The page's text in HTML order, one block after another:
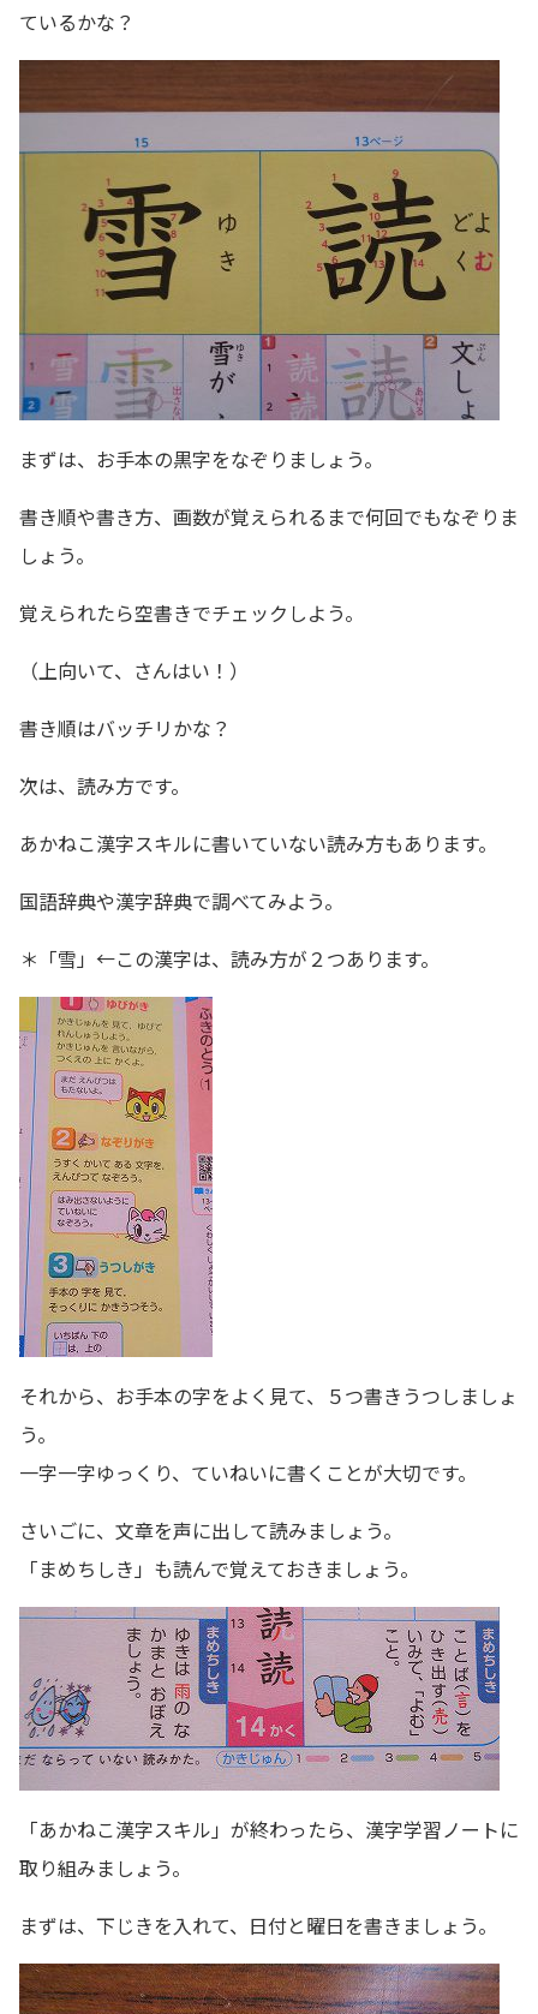
ているかな？
まずは、お手本の黒字をなぞりましょう。
書き順や書き方、画数が覚えられるまで何回でもなぞりま
しょう。
覚えられたら空書きでチェックしよう。
（上向いて、さんはい！）
書き順はバッチリかな？
次は、読み方です。
あかねこ漢字スキルに書いていない読み方もあります。
国語辞典や漢字辞典で調べてみよう。
＊「雪」←この漢字は、読み方が２つあります。
それから、お手本の字をよく見て、５つ書きうつしましょ
う。
一字一字ゆっくり、ていねいに書くことが大切です。
さいごに、文章を声に出して読みましょう。
「まめちしき」も読んで覚えておきましょう。
「あかねこ漢字スキル」が終わったら、漢字学習ノートに
取り組みましょう。
まずは、下じきを入れて、日付と曜日を書きましょう。